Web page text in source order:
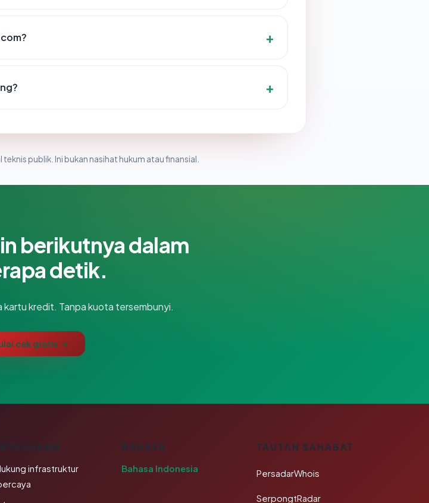
publik. Ini bukan nasihat hukum atau finansial.
berikutnya dalam
detik.
kredit. Tanpa kuota tersembunyi.
cek gratis →
infrastruktur
BAHASA
Bahasa Indonesia
TAUTAN SAHABAT
PersadarWhois
SerpongtRadar